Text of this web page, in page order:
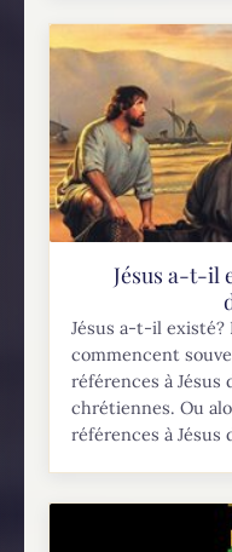
Jésus a-t-il
Jésus a-t-il existé?
commencent
références à Jésus
chrétiennes. Ou
références à Jésus